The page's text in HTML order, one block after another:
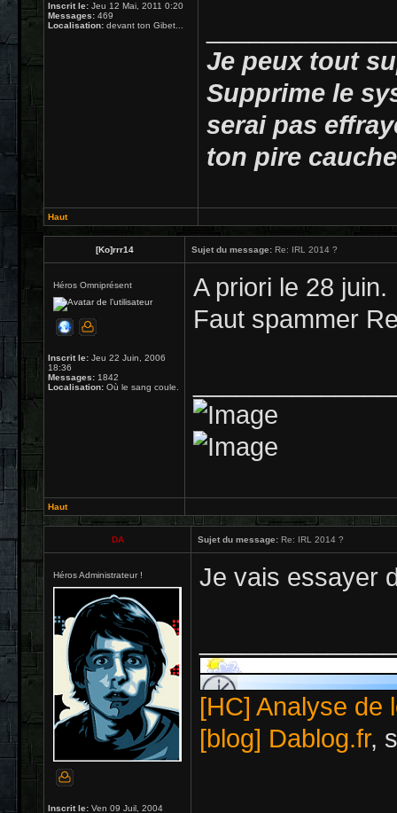
Inscrit le: Jeu 12 Mai, 2011 0:20
Messages: 469
Localisation: devant ton Gibet...
Je peux tout
Supprime le
serai pas
ton pire
Haut
[Ko]rrr14 Sujet du message: Re: IRL 2014 ?
Héros Omniprésent
Inscrit le: Jeu 22 Juin, 2006
18:36
Messages: 1842
Localisation: Où le sang coule.
A priori le 28 juin.
Faut spammer
Haut
DA Sujet du message: Re: IRL 2014 ?
Héros Administrateur !
Inscrit le: Ven 09 Juil, 2004
Je vais essayer
[HC] Analyse de
[blog] Dablog.fr,